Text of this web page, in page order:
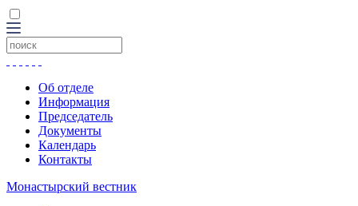
Об отделе
Информация
Председатель
Документы
Календарь
Контакты
Монастырский вестник